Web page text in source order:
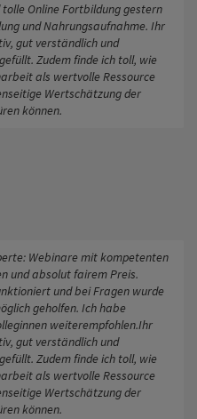
Online Fortbildung gestern
und Nahrungsaufnahme. Ihr
gut verständlich und
Zudem finde ich toll, wie
als wertvolle Ressource
Wertschätzung der
können.
Webinare mit kompetenten
und absolut fairem Preis.
und bei Fragen wurde
geholfen. Ich habe
weiterempfohlen.Ihr
gut verständlich und
Zudem finde ich toll, wie
als wertvolle Ressource
Wertschätzung der
können.